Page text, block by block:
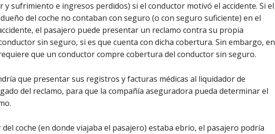
y sufrimiento e ingresos perdidos) si el conductor motivó el accidente. Si el
del coche no contaban con seguro (o con seguro suficiente) en el
el pasajero puede presentar un reclamo contra su propia
sin seguro, si es que cuenta con dicha cobertura. Sin embargo, en
que un conductor compre cobertura del conductor sin seguro.
que presentar sus registros y facturas médicas al liquidador de
del reclamo, para que la compañía aseguradora pueda determinar el
del coche (en donde viajaba el pasajero) estaba ebrio, el pasajero podría